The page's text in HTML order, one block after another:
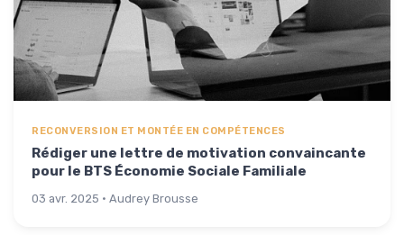
RECONVERSION ET MONTÉE EN COMPÉTENCES
Rédiger une lettre de motivation convaincante
pour le BTS Économie Sociale Familiale
03 avr. 2025 · Audrey Brousse